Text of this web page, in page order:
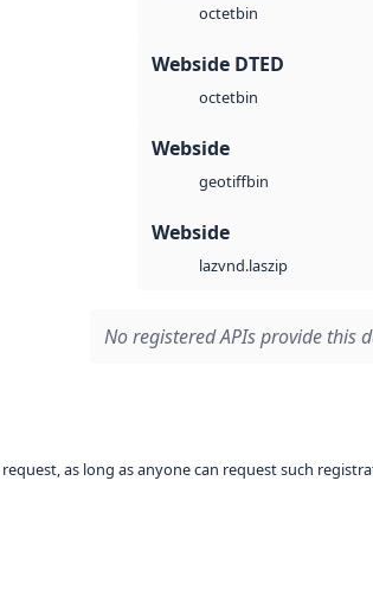
octetbin
Webside DTED
octetbin
Webside
geotiffbin
Webside
lazvnd.laszip
No registered APIs provide this
as long as anyone can request such